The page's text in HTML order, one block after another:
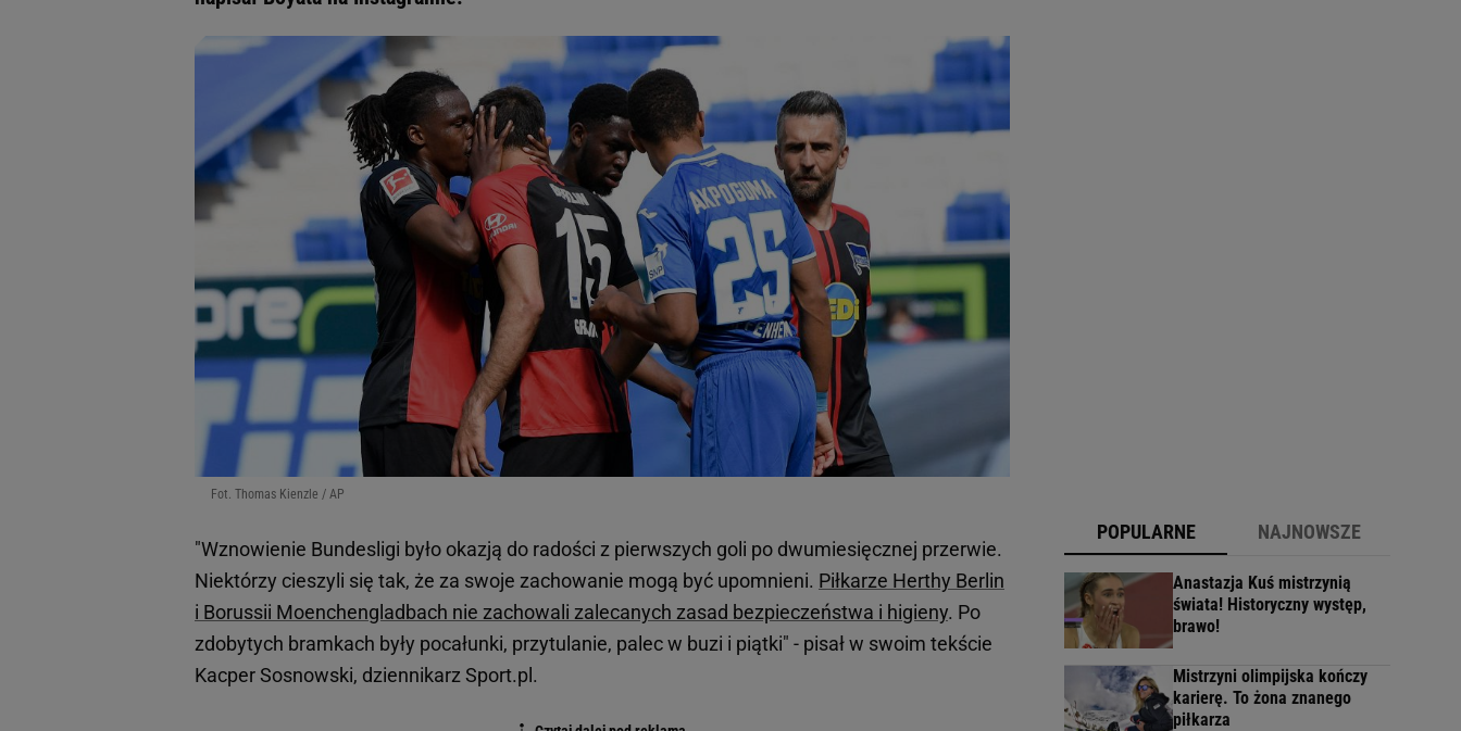
Fot. Thomas Kienzle / AP
"Wznowienie Bundesligi było okazją do radości z pierwszych goli po dwumiesięcznej przerwie.
Niektórzy cieszyli się tak, że za swoje zachowanie mogą być upomnieni. Piłkarze Herthy Berlin
i Borussii Moenchengladbach nie zachowali zalecanych zasad bezpieczeństwa i higieny. Po
zdobytych bramkach były pocałunki, przytulanie, palec w buzi i piątki" - pisał w swoim tekście
Kacper Sosnowski, dziennikarz Sport.pl.
POPULARNE NAJNOWSZE
Anastazja Kuś mistrzynią
świata! Historyczny występ,
brawo!
Mistrzyni olimpijska kończy
karierę. To żona znanego
piłkarza